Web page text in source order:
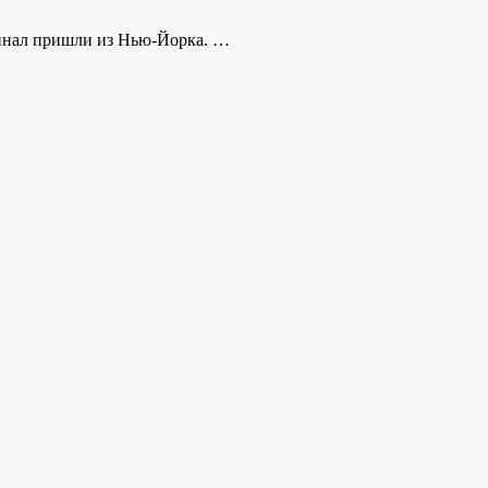
пришли из Нью-Йорка. …